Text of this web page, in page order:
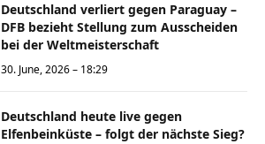
Deutschland verliert gegen Paraguay –
DFB bezieht Stellung zum Ausscheiden
bei der Weltmeisterschaft
30. June, 2026 – 18:29
Deutschland heute live gegen
Elfenbeinküste – folgt der nächste Sieg?